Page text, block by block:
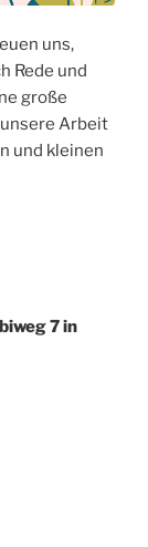
uns,
Rede und
große
Arbeit
und kleinen
7 in